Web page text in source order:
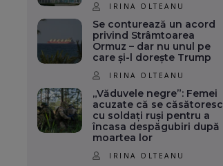
IRINA OLTEANU
Se conturează un acord
privind Strâmtoarea
Ormuz – dar nu unul pe
care și-l dorește Trump
IRINA OLTEANU
„Văduvele negre”: Femei
acuzate că se căsătoresc
cu soldați ruși pentru a
încasa despăgubiri după
moartea lor
IRINA OLTEANU